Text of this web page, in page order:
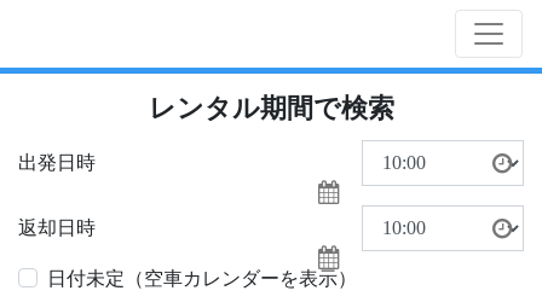
レンタル期間で検索
出発日時
返却日時
日付未定（空車カレンダーを表示）